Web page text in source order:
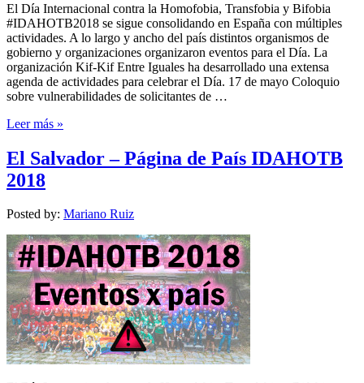
El Día Internacional contra la Homofobia, Transfobia y Bifobia
#IDAHOTB2018 se sigue consolidando en España con múltiples
actividades. A lo largo y ancho del país distintos organismos de
gobierno y organizaciones organizaron eventos para el Día. La
organización Kif-Kif Entre Iguales ha desarrollado una extensa
agenda de actividades para celebrar el Día. 17 de mayo Coloquio
sobre vulnerabilidades de solicitantes de …
Leer más »
El Salvador – Página de País IDAHOTB
2018
Posted by: Mariano Ruiz